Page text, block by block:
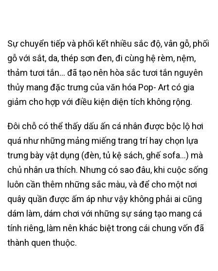
Sự chuyển tiếp và phối kết nhiều sắc độ, vân gỗ, phối
gỗ với sắt, da, thép sơn đen, đi cùng hệ rèm, nệm,
thảm tươi tắn… đã tạo nên hòa sắc tươi tắn nguyên
thủy mang đặc trưng của văn hóa Pop- Art có gia
giảm cho hợp với điều kiện diện tích không rộng.
Đôi chỗ có thể thấy dấu ấn cá nhân được bộc lộ hơi
quá như những mảng miếng trang trí hay chọn lựa
trưng bày vật dụng (đèn, tủ kệ sách, ghế sofa…) mà
chủ nhân ưa thích. Nhưng có sao đâu, khi cuộc sống
luôn cần thêm những sắc màu, và để cho một nơi
quây quần được ấm áp như vậy không phải ai cũng
dám làm, dám chơi với những sự sáng tạo mang cá
tính riêng, làm nên khác biệt trong cái chung vốn đã
thành quen thuộc.